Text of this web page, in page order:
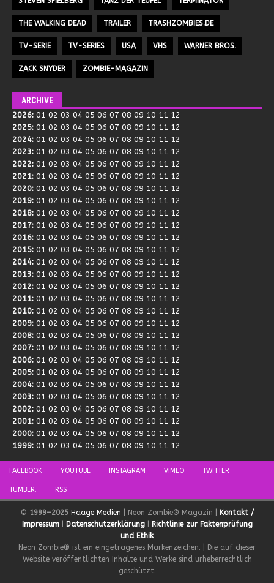
THE WALKING DEAD TRAILER TRASHZOMBIES.DE
TV-SERIE TV-SERIES USA VHS WARNER BROS.
ZACK SNYDER ZOMBIE-MAGAZIN
ARCHIVE
2026: 01 02 03 04 05 06 07 08 09 10 11 12
2025: 01 02 03 04 05 06 07 08 09 10 11 12
2024: 01 02 03 04 05 06 07 08 09 10 11 12
2023: 01 02 03 04 05 06 07 08 09 10 11 12
2022: 01 02 03 04 05 06 07 08 09 10 11 12
2021: 01 02 03 04 05 06 07 08 09 10 11 12
2020: 01 02 03 04 05 06 07 08 09 10 11 12
2019: 01 02 03 04 05 06 07 08 09 10 11 12
2018: 01 02 03 04 05 06 07 08 09 10 11 12
2017: 01 02 03 04 05 06 07 08 09 10 11 12
2016: 01 02 03 04 05 06 07 08 09 10 11 12
2015: 01 02 03 04 05 06 07 08 09 10 11 12
2014: 01 02 03 04 05 06 07 08 09 10 11 12
2013: 01 02 03 04 05 06 07 08 09 10 11 12
2012: 01 02 03 04 05 06 07 08 09 10 11 12
2011: 01 02 03 04 05 06 07 08 09 10 11 12
2010: 01 02 03 04 05 06 07 08 09 10 11 12
2009: 01 02 03 04 05 06 07 08 09 10 11 12
2008: 01 02 03 04 05 06 07 08 09 10 11 12
2007: 01 02 03 04 05 06 07 08 09 10 11 12
2006: 01 02 03 04 05 06 07 08 09 10 11 12
2005: 01 02 03 04 05 06 07 08 09 10 11 12
2004: 01 02 03 04 05 06 07 08 09 10 11 12
2003: 01 02 03 04 05 06 07 08 09 10 11 12
2002: 01 02 03 04 05 06 07 08 09 10 11 12
2001: 01 02 03 04 05 06 07 08 09 10 11 12
2000: 01 02 03 04 05 06 07 08 09 10 11 12
1999: 01 02 03 04 05 06 07 08 09 10 11 12
FACEBOOK YOUTUBE INSTAGRAM VIMEO TWITTER
TUMBLR. RSS
© 1999–2025 Haage Medien | Neon Zombie® Magazin |
Kontakt /
Impressum| Datenschutzerklärung|
Richtlinie zur Faktenprüfung
und Ethik
Neon Zombie® ist ein eingetragenes Markenzeichen. | Die auf dieser
Website veröffentlichten Inhalte und Werke sind urheberrechtlich
geschützt.